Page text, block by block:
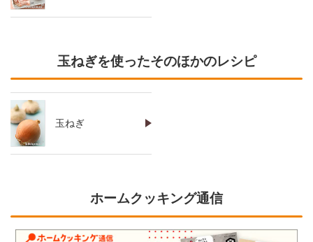
玉ねぎを使ったそのほかのレシピ
玉ねぎ
ホームクッキング通信